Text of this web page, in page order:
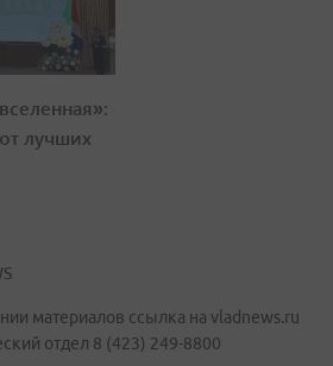
лучших
материалов ссылка на vladnews.ru
отдел 8 (423) 249-8800